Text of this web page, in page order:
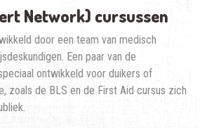
Network) cursussen
door een team van medisch
Een paar van de
ontwikkeld voor duikers of
zoals de BLS en de First Aid cursus zich